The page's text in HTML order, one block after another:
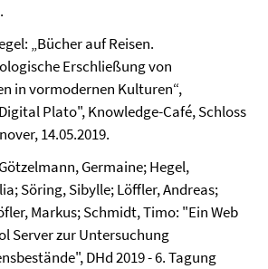
„Bücher auf Reisen.
Erschließung von
in vormodernen Kulturen“,
Plato", Knowledge-Café, Schloss
14.05.2019.
Germaine; Hegel,
Söring, Sibylle; Löffler, Andreas;
Markus; Schmidt, Timo: "Ein Web
Server zur Untersuchung
DHd 2019 - 6. Tagung